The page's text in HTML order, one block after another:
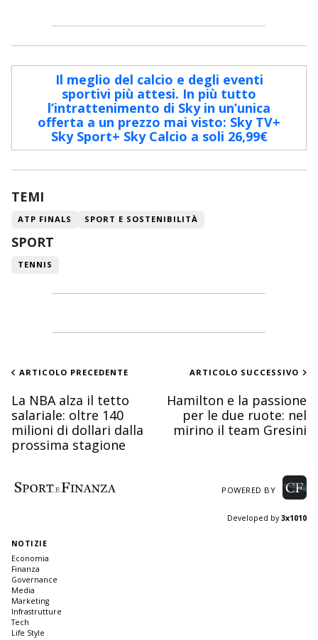
Il meglio del calcio e degli eventi
sportivi più attesi. In più tutto
l’intrattenimento di Sky in un’unica
offerta a un prezzo mai visto: Sky TV+
Sky Sport+ Sky Calcio a soli 26,99€
TEMI
ATP FINALS SPORT E SOSTENIBILITÀ
SPORT
TENNIS
ARTICOLO PRECEDENTE
La NBA alza il tetto
salariale: oltre 140
milioni di dollari dalla
prossima stagione
ARTICOLO SUCCESSIVO
Hamilton e la passione
per le due ruote: nel
mirino il team Gresini
POWERED BY
Developed by3x1010
NOTIZIE
Economia
Finanza
Governance
Media
Marketing
Infrastrutture
Tech
Life Style